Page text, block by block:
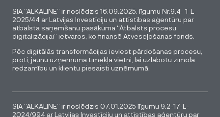
SIA “ALKALINE” ir noslēdzis 16.09.2025. līgumu Nr.9.4- 1-L-
2025/44 ar Latvijas Investīciju un attīstības aģentūru par
atbalsta saņemšanu pasākuma “Atbalsts procesu
digitalizācijai” ietvaros, ko finansē Atveseļošanas fonds.
Pēc digitālās transformācijas ieviest pārdošanas procesu,
proti, jaunu uzņēmuma tīmekļa vietni, lai uzlabotu zīmola
redzamību un klientu piesaisti uzņēmumā.
SIA “ALKALINE” ir noslēdzis 07.01.2025 līgumu 9.2-17-L-
2024/994 ar Latvijas Investīciju un attīstības aģentūru par